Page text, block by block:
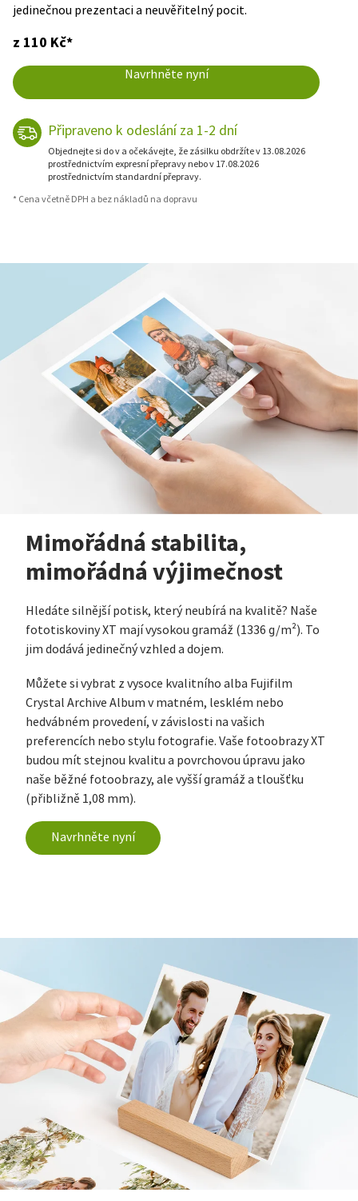
jedinečnou prezentaci a neuvěřitelný pocit.
z 110 Kč*
Navrhněte nyní
Připraveno k odeslání za 1-2 dní
Objednejte si do v a očekávejte, že zásilku obdržíte v 13.08.2026
prostřednictvím expresní přepravy nebo v 17.08.2026
prostřednictvím standardní přepravy.
* Cena včetně DPH a bez nákladů na dopravu
Mimořádná stabilita,
mimořádná výjimečnost
Hledáte silnější potisk, který neubírá na kvalitě? Naše
fototiskoviny XT mají vysokou gramáž (1336 g/m²). To
jim dodává jedinečný vzhled a dojem.
Můžete si vybrat z vysoce kvalitního alba Fujifilm
Crystal Archive Album v matném, lesklém nebo
hedvábném provedení, v závislosti na vašich
preferencích nebo stylu fotografie. Vaše fotoobrazy XT
budou mít stejnou kvalitu a povrchovou úpravu jako
naše běžné fotoobrazy, ale vyšší gramáž a tloušťku
(přibližně 1,08 mm).
Navrhněte nyní